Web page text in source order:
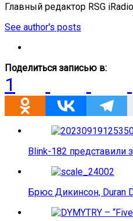
Главный редактор RSG
See author's posts
Поделиться записью в:
1
Blink-182 представили
Брюс Дикинсон, Duran